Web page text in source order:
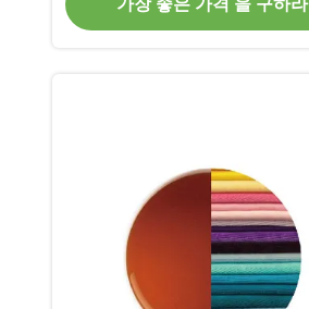
가장 좋은 가격 을 구하라